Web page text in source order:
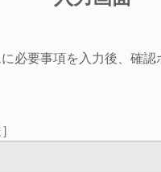
必要事項を入力後、確認